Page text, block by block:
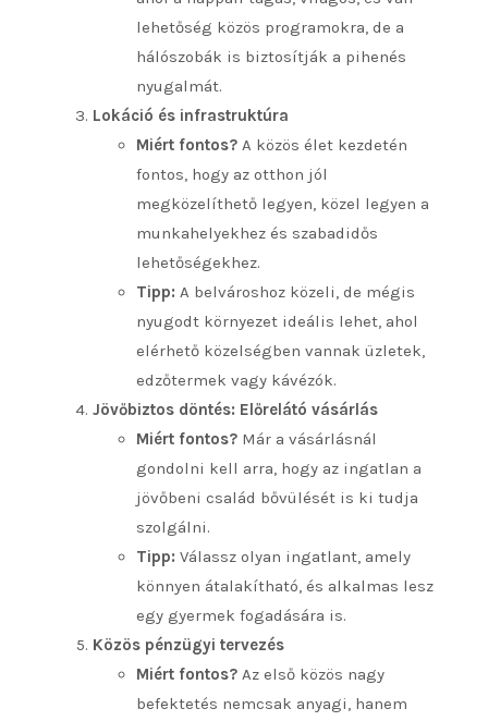
lehetőség közös programokra, de a
hálószobák is biztosítják a pihenés
nyugalmát.
Lokáció és infrastruktúra
Miért fontos? A közös élet kezdetén
fontos, hogy az otthon jól
megközelíthető legyen, közel legyen a
munkahelyekhez és szabadidős
lehetőségekhez.
Tipp: A belvároshoz közeli, de mégis
nyugodt környezet ideális lehet, ahol
elérhető közelségben vannak üzletek,
edzőtermek vagy kávézók.
Jövőbiztos döntés: Előrelátó vásárlás
Miért fontos? Már a vásárlásnál
gondolni kell arra, hogy az ingatlan a
jövőbeni család bővülését is ki tudja
szolgálni.
Tipp: Válassz olyan ingatlant, amely
könnyen átalakítható, és alkalmas lesz
egy gyermek fogadására is.
Közös pénzügyi tervezés
Miért fontos? Az első közös nagy
befektetés nemcsak anyagi, hanem